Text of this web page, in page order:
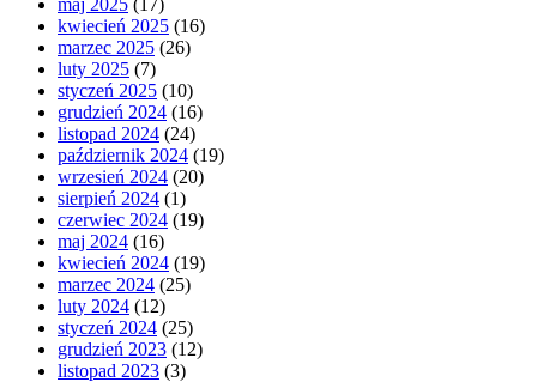
maj 2025 (17)
kwiecień 2025 (16)
marzec 2025 (26)
luty 2025 (7)
styczeń 2025 (10)
grudzień 2024 (16)
listopad 2024 (24)
październik 2024 (19)
wrzesień 2024 (20)
sierpień 2024 (1)
czerwiec 2024 (19)
maj 2024 (16)
kwiecień 2024 (19)
marzec 2024 (25)
luty 2024 (12)
styczeń 2024 (25)
grudzień 2023 (12)
listopad 2023 (3)